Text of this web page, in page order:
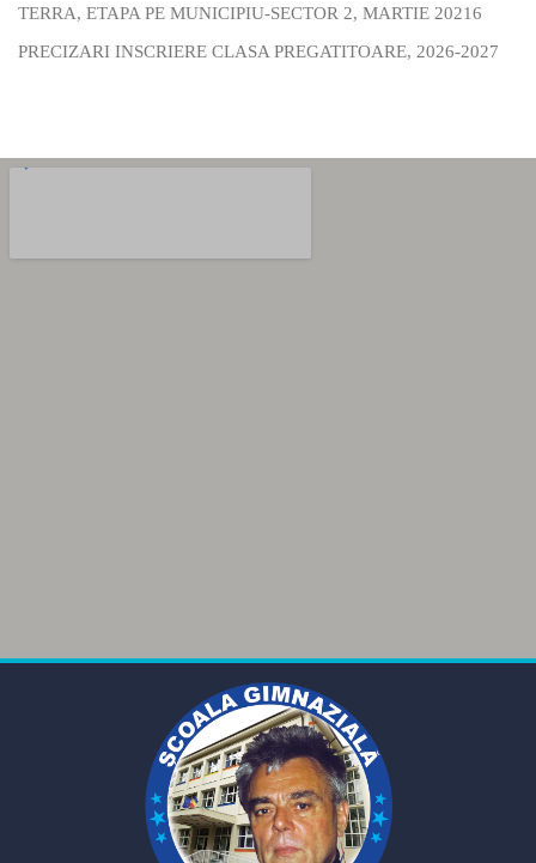
TERRA, ETAPA PE MUNICIPIU-SECTOR 2, MARTIE 20216
PRECIZARI INSCRIERE CLASA PREGATITOARE, 2026-2027